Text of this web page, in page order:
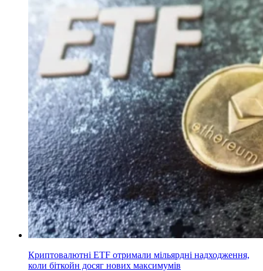
Криптовалютні ETF отримали мільярдні надходження,
коли біткойн досяг нових максимумів